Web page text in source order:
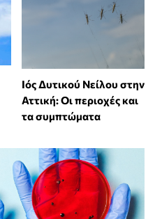
Ιός Δυτικού Νείλου στην
Αττική: Οι περιοχές και
τα συμπτώματα